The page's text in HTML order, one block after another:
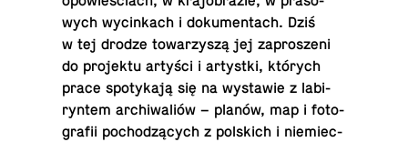
wych wy­cin­kach i do­ku­men­tach. Dziś
w tej drodze to­wa­rzy­szą jej za­pro­sze­ni
do pro­jek­tu artyści i ar­tyst­ki, których
prace spo­ty­ka­ją się na wy­sta­wie z la­bi­
ryn­tem ar­chi­wa­liów – planów, map i fo­to­
gra­fii po­cho­dzą­cych z pol­skich i nie­miec­